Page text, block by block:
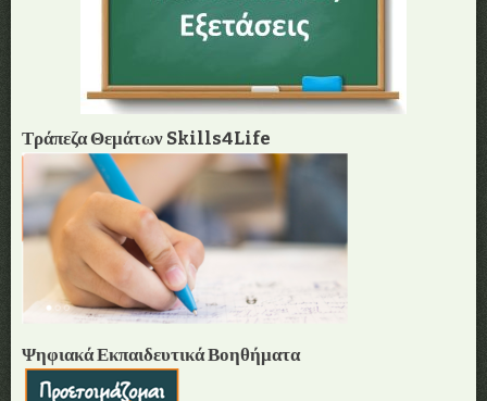
Τράπεζα Θεμάτων Skills4Life
Ψηφιακά Εκπαιδευτικά Βοηθήματα